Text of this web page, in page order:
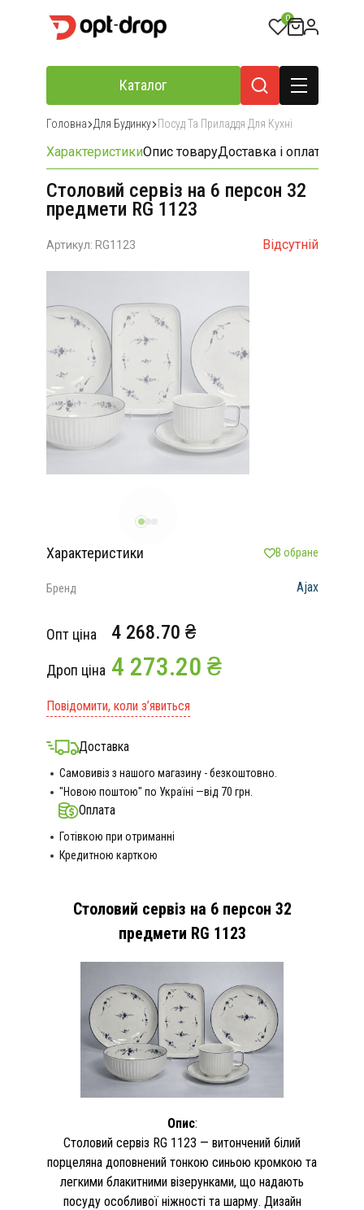
0
Каталог
Головна Для Будинку Посуд Та Приладдя Для Кухні
ХарактеристикиОпис товаруДоставка і оплата
Столовий сервіз на 6 персон 32
предмети RG 1123
Артикул: RG1123 Відсутній
Характеристики В обране
Бренд Ajax
Опт ціна 4 268.70 ₴
Дроп ціна 4 273.20 ₴
Повідомити, коли з’явиться
Доставка
Самовивіз з нашого магазину - безкоштовно.
"Новою поштою" по Україні —від 70 грн.
Оплата
Готівкою при отриманні
Кредитною карткою
Столовий сервіз на 6 персон 32
предмети RG 1123
Опис:
Столовий сервіз RG 1123 — витончений білий
порцеляна доповнений тонкою синьою кромкою та
легкими блакитними візерунками, що надають
посуду особливої ​​ніжності та шарму. Дизайн